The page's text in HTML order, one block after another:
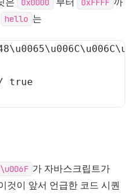
은 0x0000 부터 0xFFFF 까
hello 는
true
가 자바스크립트가
것이 앞서 언급한 코드 시퀀